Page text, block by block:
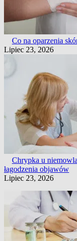
Co na oparzenia
Lipiec 23, 2026
Chrypka u
łagodzenia objawów
Lipiec 23, 2026